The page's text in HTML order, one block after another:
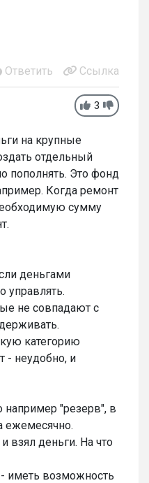
Ответить Ссылка
3
на крупные
отдельный
пополнять. Это фонд
Когда ремонт
сумму
деньгами
управлять.
не совпадают с
категорию
- неудобно, и
например "резерв", в
ежемесячно.
взял деньги. На что
иметь возможность